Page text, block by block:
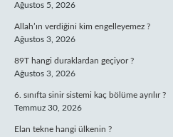
Ağustos 5, 2026
Allah’ın verdiğini kim engelleyemez ?
Ağustos 3, 2026
89T hangi duraklardan geçiyor ?
Ağustos 3, 2026
6. sınıfta sinir sistemi kaç bölüme ayrılır ?
Temmuz 30, 2026
Elan tekne hangi ülkenin ?